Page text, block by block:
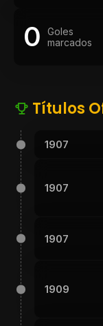
0
Goles
marcados
Títulos
1907
1907
1907
1909